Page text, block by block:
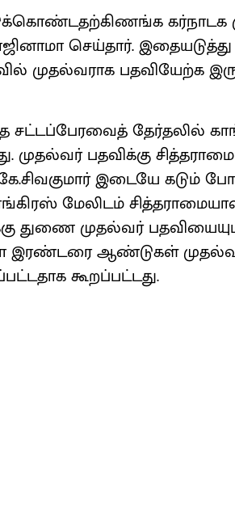
க‌ர்நாடக
செய்தார்.
முதல்வராக பதவியேற்க
சட்டப்பேரவைத் தேர்தலில்
பதவிக்கு
இடையே கடும்
மேலிடம்
துணை முதல்வர்
இரண்டரை ஆண்டுகள்
கூறப்பட்டது.